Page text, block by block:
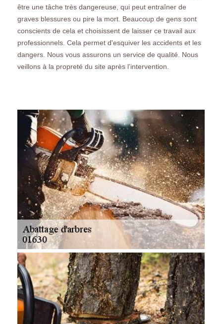
être une tâche très dangereuse, qui peut entraîner de
graves blessures ou pire la mort. Beaucoup de gens sont
conscients de cela et choisissent de laisser ce travail aux
professionnels. Cela permet d'esquiver les accidents et les
dangers. Nous vous assurons un service de qualité. Nous
veillons à la propreté du site après l’intervention.